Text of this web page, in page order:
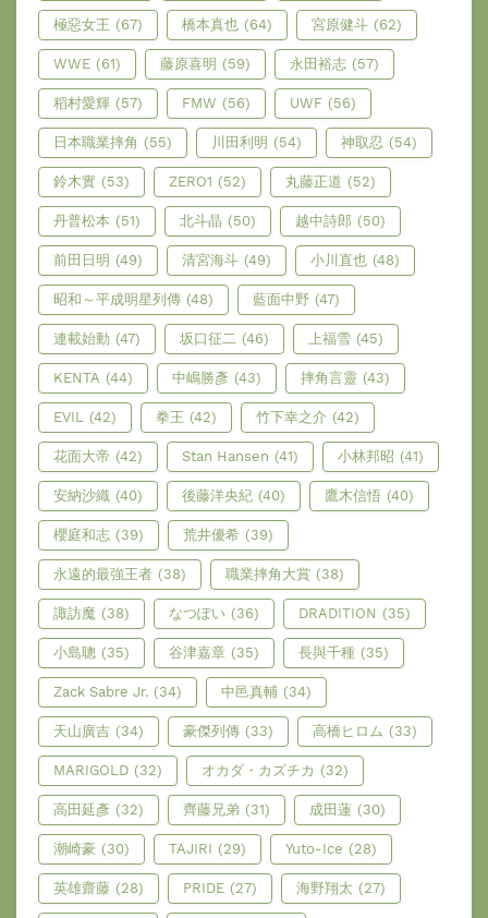
極惡女王 (67) 橋本真也 (64) 宮原健斗 (62)
WWE (61) 藤原喜明 (59) 永田裕志 (57)
稻村愛輝 (57) FMW (56) UWF (56)
日本職業摔角 (55) 川田利明 (54) 神取忍 (54)
鈴木實 (53) ZERO1 (52) 丸藤正道 (52)
丹普松本 (51) 北斗晶 (50) 越中詩郎 (50)
前田日明 (49) 清宮海斗 (49) 小川直也 (48)
昭和～平成明星列傳 (48) 藍面中野 (47)
連載始動 (47) 坂口征二 (46) 上福雪 (45)
KENTA (44) 中嶋勝彥 (43) 摔角言靈 (43)
EVIL (42) 拳王 (42) 竹下幸之介 (42)
花面大帝 (42) Stan Hansen (41) 小林邦昭 (41)
安納沙織 (40) 後藤洋央紀 (40) 鷹木信悟 (40)
櫻庭和志 (39) 荒井優希 (39)
永遠的最強王者 (38) 職業摔角大賞 (38)
諏訪魔 (38) なつぽい (36) DRADITION (35)
小島聰 (35) 谷津嘉章 (35) 長與千種 (35)
Zack Sabre Jr. (34) 中邑真輔 (34)
天山廣吉 (34) 豪傑列傳 (33) 高橋ヒロム (33)
MARIGOLD (32) オカダ・カズチカ (32)
高田延彥 (32) 齊藤兄弟 (31) 成田蓮 (30)
潮崎豪 (30) TAJIRI (29) Yuto-Ice (28)
英雄齋藤 (28) PRIDE (27) 海野翔太 (27)